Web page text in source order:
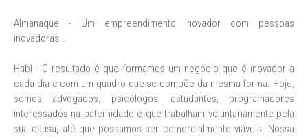
Almanaque - Um empreendimento inovador com pessoas
inovadoras...
Habl - O resultado é que formamos um negócio que é inovador a
cada dia e com um quadro que se compõe da mesma forma. Hoje,
somos advogados, psicólogos, estudantes, programadores
interessados na paternidade e que trabalham voluntariamente pela
sua causa, até que possamos ser comercialmente viáveis. Nossa